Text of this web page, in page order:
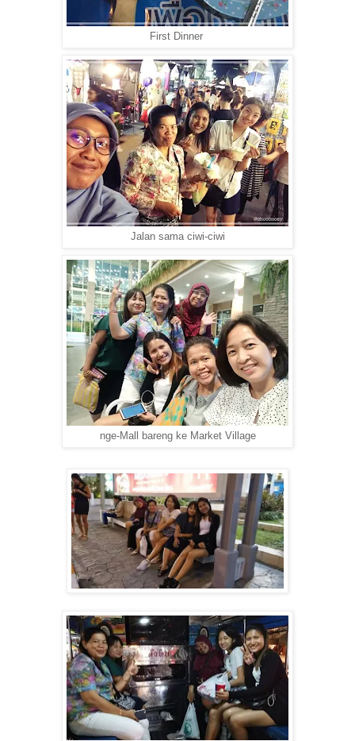
First Dinner
Jalan sama ciwi-ciwi
nge-Mall bareng ke Market Village